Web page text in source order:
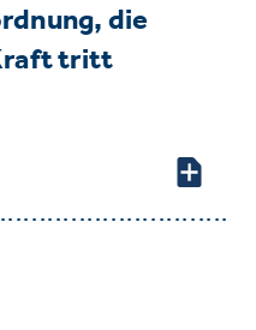
die
tritt